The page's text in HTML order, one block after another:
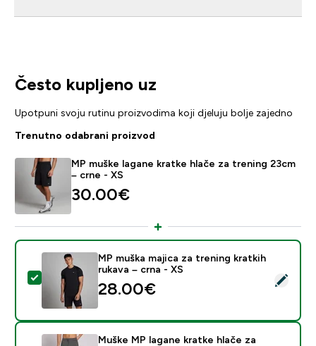
Često kupljeno uz
Upotpuni svoju rutinu proizvodima koji djeluju bolje zajedno
Trenutno odabrani proizvod
MP muške lagane kratke hlače za trening 23cm
– crne - XS
30.00€‎
Odaberi ovaj proizvod - MP muška majica za trening
MP muška majica za trening kratkih
rukava – crna - XS
28.00€‎
Muške MP lagane kratke hlače za